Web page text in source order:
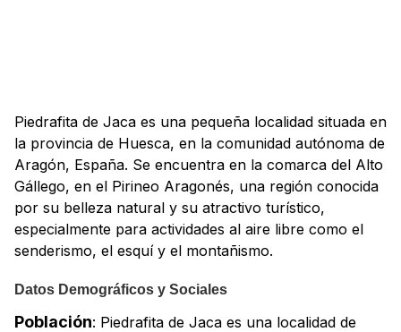
Piedrafita de Jaca es una pequeña localidad situada en
la provincia de Huesca, en la comunidad autónoma de
Aragón, España. Se encuentra en la comarca del Alto
Gállego, en el Pirineo Aragonés, una región conocida
por su belleza natural y su atractivo turístico,
especialmente para actividades al aire libre como el
senderismo, el esquí y el montañismo.
Datos Demográficos y Sociales
Población: Piedrafita de Jaca es una localidad de